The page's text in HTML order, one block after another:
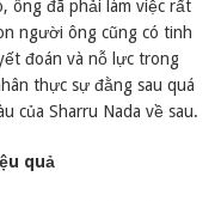
ông đã phải làm việc rất
người ông cũng có tinh
đoán và nỗ lực trong
thực sự đằng sau quá
của Sharru Nada về sau.
quả